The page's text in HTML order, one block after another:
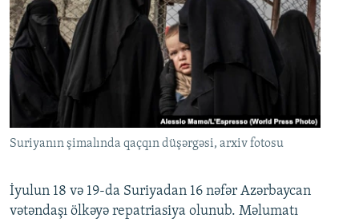
Suriyanın şimalında qaçqın düşərgəsi, arxiv fotosu
İyulun 18 və 19-da Suriyadan 16 nəfər Azərbaycan
vətəndaşı ölkəyə repatriasiya olunub. Məlumatı